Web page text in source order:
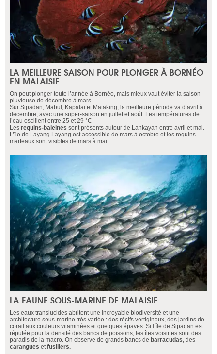
LA MEILLEURE SAISON POUR PLONGER À BORNÉO
EN MALAISIE
On peut plonger toute l’année à Bornéo, mais mieux vaut éviter la saison
pluvieuse de décembre à mars.
Sur Sipadan, Mabul, Kapalai et Mataking, la meilleure période va d’avril à
décembre, avec une super-saison en juillet et août. Les températures de
l’eau oscillent entre 25 et 29 °C.
Les requins-baleines sont présents autour de Lankayan entre avril et mai.
L’île de Layang Layang est accessible de mars à octobre et les requins-
marteaux sont visibles de mars à mai.
LA FAUNE SOUS-MARINE DE MALAISIE
Les eaux translucides abritent une incroyable biodiversité et une
architecture sous-marine très variée : des récifs vertigineux, des jardins de
corail aux couleurs vitaminées et quelques épaves. Si l’île de Sipadan est
réputée pour la densité des bancs de poissons, les îles voisines sont des
paradis de la macro. On observe de grands bancs de barracudas , des
carangues et fusiliers.